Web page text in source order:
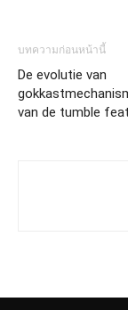
บทความก่อนหน้านี้
De evolutie van
van de tumble